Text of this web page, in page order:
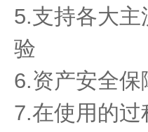
5.支持各大
验
6.资产安全
7.在使用的